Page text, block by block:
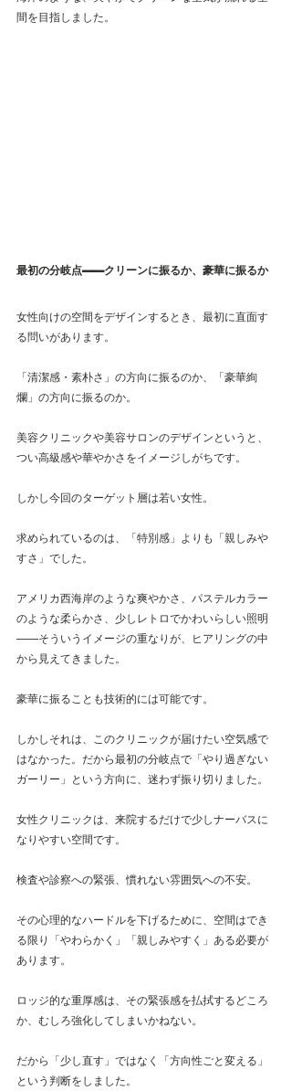
間を目指しました。
最初の分岐点——クリーンに振るか、豪華に振るか
女性向けの空間をデザインするとき、最初に直面す
る問いがあります。
「清潔感・素朴さ」の方向に振るのか、「豪華絢
爛」の方向に振るのか。
美容クリニックや美容サロンのデザインというと、
つい高級感や華やかさをイメージしがちです。
しかし今回のターゲット層は若い女性。
求められているのは、「特別感」よりも「親しみや
すさ」でした。
アメリカ西海岸のような爽やかさ、パステルカラー
のような柔らかさ、少しレトロでかわいらしい照明
——そういうイメージの重なりが、ヒアリングの中
から見えてきました。
豪華に振ることも技術的には可能です。
しかしそれは、このクリニックが届けたい空気感で
はなかった。だから最初の分岐点で「やり過ぎない
ガーリー」という方向に、迷わず振り切りました。
女性クリニックは、来院するだけで少しナーバスに
なりやすい空間です。
検査や診察への緊張、慣れない雰囲気への不安。
その心理的なハードルを下げるために、空間はでき
る限り「やわらかく」「親しみやすく」ある必要が
あります。
ロッジ的な重厚感は、その緊張感を払拭するどころ
か、むしろ強化してしまいかねない。
だから「少し直す」ではなく「方向性ごと変える」
という判断をしました。